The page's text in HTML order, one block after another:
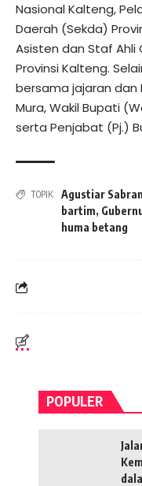
Nasional Kalteng,
Daerah (Sekda)
Asisten dan Staf Ahli
Provinsi Kalteng.
bersama jajaran
Mura, Wakil Bupati
serta Penjabat (Pj.)
TOPIK Agustiar Sabran
bartim,
huma betang
POPULER